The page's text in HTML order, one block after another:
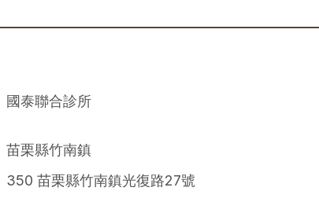
國泰聯合診所
苗栗縣竹南鎮
350 苗栗縣竹南鎮光復路27號